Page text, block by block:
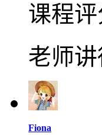
课程
老师
Fiona